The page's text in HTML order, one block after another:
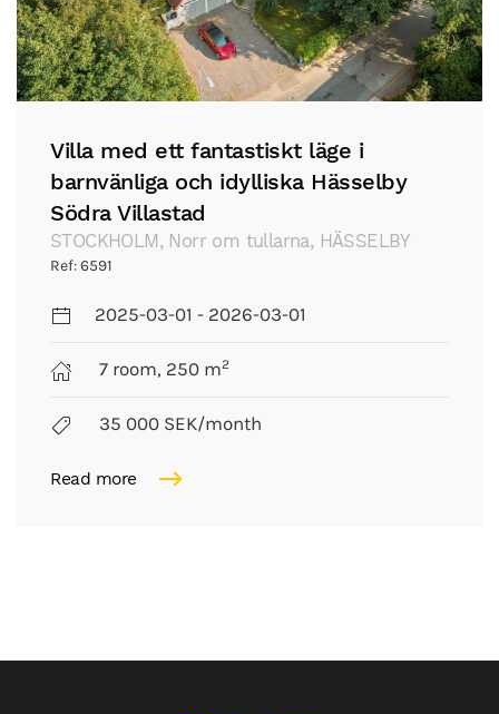
Villa med ett fantastiskt läge i
barnvänliga och idylliska Hässelby
Södra Villastad
STOCKHOLM, Norr om tullarna, HÄSSELBY
Ref: 6591
2025-03-01 - 2026-03-01
7 room, 250 m2
35 000 SEK/month
Read more